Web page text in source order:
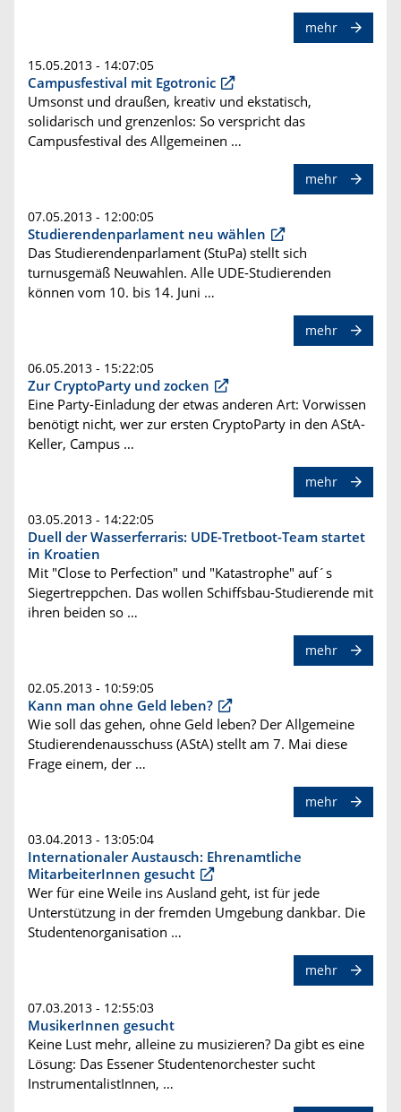
mehr
15.05.2013 - 14:07:05
Campusfestival mit Egotronic
Umsonst und draußen, kreativ und ekstatisch,
solidarisch und grenzenlos: So verspricht das
Campusfestival des Allgemeinen …
mehr
07.05.2013 - 12:00:05
Studierendenparlament neu wählen
Das Studierendenparlament (StuPa) stellt sich
turnusgemäß Neuwahlen. Alle UDE-Studierenden
können vom 10. bis 14. Juni …
mehr
06.05.2013 - 15:22:05
Zur CryptoParty und zocken
Eine Party-Einladung der etwas anderen Art: Vorwissen
benötigt nicht, wer zur ersten CryptoParty in den AStA-
Keller, Campus …
mehr
03.05.2013 - 14:22:05
Duell der Wasserferraris: UDE-Tretboot-Team startet
in Kroatien
Mit "Close to Perfection" und "Katastrophe" auf´s
Siegertreppchen. Das wollen Schiffsbau-Studierende mit
ihren beiden so …
mehr
02.05.2013 - 10:59:05
Kann man ohne Geld leben?
Wie soll das gehen, ohne Geld leben? Der Allgemeine
Studierendenausschuss (AStA) stellt am 7. Mai diese
Frage einem, der …
mehr
03.04.2013 - 13:05:04
Internationaler Austausch: Ehrenamtliche
MitarbeiterInnen gesucht
Wer für eine Weile ins Ausland geht, ist für jede
Unterstützung in der fremden Umgebung dankbar. Die
Studentenorganisation …
mehr
07.03.2013 - 12:55:03
MusikerInnen gesucht
Keine Lust mehr, alleine zu musizieren? Da gibt es eine
Lösung: Das Essener Studentenorchester sucht
InstrumentalistInnen, …